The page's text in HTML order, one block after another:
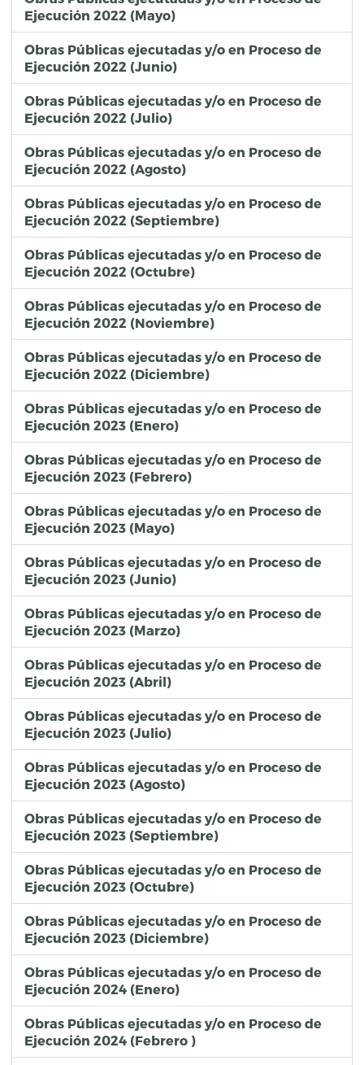
Ejecución 2022 (Mayo)
Obras Públicas ejecutadas y/o en Proceso de
Ejecución 2022 (Junio)
Obras Públicas ejecutadas y/o en Proceso de
Ejecución 2022 (Julio)
Obras Públicas ejecutadas y/o en Proceso de
Ejecución 2022 (Agosto)
Obras Públicas ejecutadas y/o en Proceso de
Ejecución 2022 (Septiembre)
Obras Públicas ejecutadas y/o en Proceso de
Ejecución 2022 (Octubre)
Obras Públicas ejecutadas y/o en Proceso de
Ejecución 2022 (Noviembre)
Obras Públicas ejecutadas y/o en Proceso de
Ejecución 2022 (Diciembre)
Obras Públicas ejecutadas y/o en Proceso de
Ejecución 2023 (Enero)
Obras Públicas ejecutadas y/o en Proceso de
Ejecución 2023 (Febrero)
Obras Públicas ejecutadas y/o en Proceso de
Ejecución 2023 (Mayo)
Obras Públicas ejecutadas y/o en Proceso de
Ejecución 2023 (Junio)
Obras Públicas ejecutadas y/o en Proceso de
Ejecución 2023 (Marzo)
Obras Públicas ejecutadas y/o en Proceso de
Ejecución 2023 (Abril)
Obras Públicas ejecutadas y/o en Proceso de
Ejecución 2023 (Julio)
Obras Públicas ejecutadas y/o en Proceso de
Ejecución 2023 (Agosto)
Obras Públicas ejecutadas y/o en Proceso de
Ejecución 2023 (Septiembre)
Obras Públicas ejecutadas y/o en Proceso de
Ejecución 2023 (Octubre)
Obras Públicas ejecutadas y/o en Proceso de
Ejecución 2023 (Diciembre)
Obras Públicas ejecutadas y/o en Proceso de
Ejecución 2024 (Enero)
Obras Públicas ejecutadas y/o en Proceso de
Ejecución 2024 (Febrero )